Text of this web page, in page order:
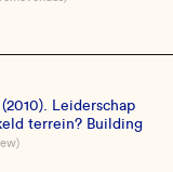
Leiderschap
terrein? Building